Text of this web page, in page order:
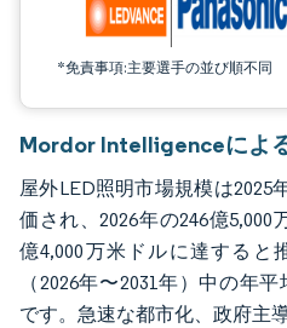
*免責事項:主要選手の並び順不同
Mordor Intelligenceによ
屋外LED照明市場規模は2025
価され、2026年の246億5,000
億4,000万米ドルに達すると
（2026年〜2031年）中の年
です。急速な都市化、政府主